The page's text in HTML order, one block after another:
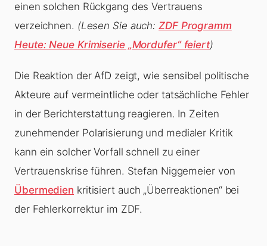
einen solchen Rückgang des Vertrauens
verzeichnen. (Lesen Sie auch:ZDF Programm
Heute: Neue Krimiserie „Mordufer“ feiert)
Die Reaktion der AfD zeigt, wie sensibel politische
Akteure auf vermeintliche oder tatsächliche Fehler
in der Berichterstattung reagieren. In Zeiten
zunehmender Polarisierung und medialer Kritik
kann ein solcher Vorfall schnell zu einer
Vertrauenskrise führen. Stefan Niggemeier von
Übermedien kritisiert auch „Überreaktionen“ bei
der Fehlerkorrektur im ZDF.